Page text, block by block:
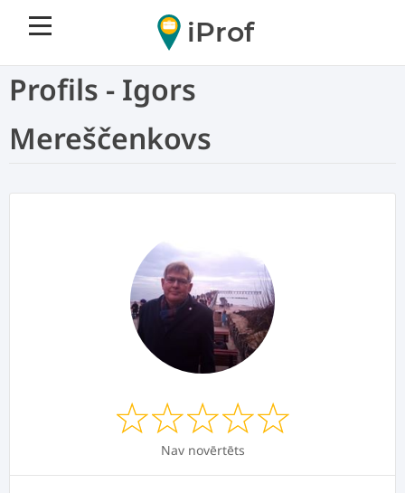
iProf
Profils - Igors
Mereščenkovs
Nav novērtēts